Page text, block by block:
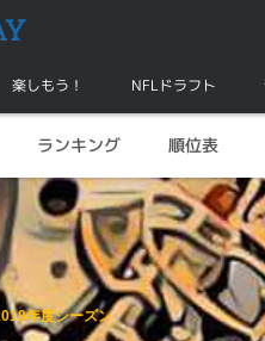
楽しもう！ NFLドラフト
ランキング 順位表
24、マイアミ大20】
年度シーズン